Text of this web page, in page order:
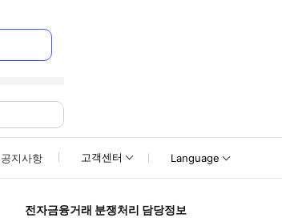
공지사항 고객센터 Language
전자금융거래 분쟁처리 담당정보